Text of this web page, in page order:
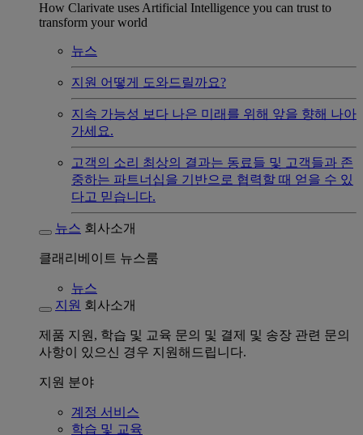
How Clarivate uses Artificial Intelligence you can trust to
transform your world
뉴스
지원 어떻게 도와드릴까요?
지속 가능성 보다 나은 미래를 위해 앞을 향해 나아
가세요.
고객의 소리 최상의 결과는 동료들 및 고객들과 존
중하는 파트너십을 기반으로 협력할 때 얻을 수 있
다고 믿습니다.
뉴스 회사소개
클래리베이트 뉴스룸
뉴스
지원 회사소개
제품 지원, 학습 및 교육 문의 및 결제 및 송장 관련 문의
사항이 있으신 경우 지원해드립니다.
지원 분야
계정 서비스
학습 및 교육